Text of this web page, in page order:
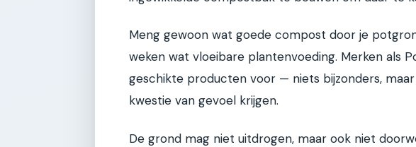
Meng gewoon wat goede compost door je
weken wat vloeibare plantenvoeding. Merken als
geschikte producten voor — niets bijzonders,
kwestie van gevoel krijgen.
De grond mag niet uitdrogen, maar ook niet